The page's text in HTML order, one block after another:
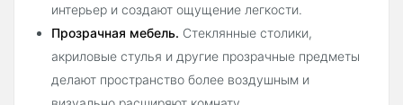
интерьер и создают ощущение легкости.
Прозрачная мебель. Стеклянные столики,
акриловые стулья и другие прозрачные предметы
делают пространство более воздушным и